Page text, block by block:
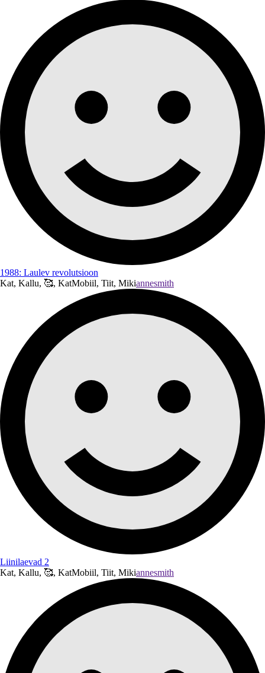
1988: Laulev revolutsioon
Kat, Kallu, 🥰, KatMobiil, Tiit, Mikiannesmith
Liinilaevad 2
Kat, Kallu, 🥰, KatMobiil, Tiit, Mikiannesmith